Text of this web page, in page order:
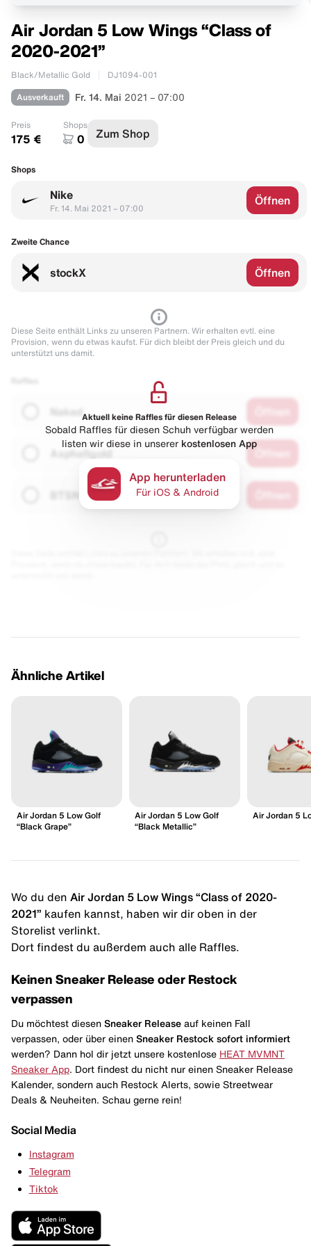
Air Jordan 5 Low Wings “Class of
2020-2021”
Black/Metallic Gold DJ1094-001
Ausverkauft Fr. 14. Mai 2021 – 07:00
Preis
175 €
Shops
0 Zum Shop
Shops
Nike
Fr. 14. Mai 2021 – 07:00
Öffnen
Zweite Chance
stockX Öffnen
Diese Seite enthält Links zu unseren Partnern. Wir erhalten evtl. eine
Provision, wenn du etwas kaufst. Für dich bleibt der Preis gleich und du
unterstützt uns damit.
Naked
Asphaltgold
Aktuell keine Raffles für diesen Release
Sobald Raffles für diesen Schuh verfügbar werden
listen wir diese in unserer kostenlosen App
App herunterladen
Für iOS & Android
Ähnliche Artikel
Air Jordan 5 Low Golf
“Black Grape”
Air Jordan 5 Low Golf
“Black Metallic”
Air Jordan 5
Wo du den Air Jordan 5 Low Wings “Class of 2020-
2021” kaufen kannst, haben wir dir oben in der
Storelist verlinkt.
Dort findest du außerdem auch alle Raffles.
Keinen Sneaker Release oder Restock
verpassen
Du möchtest diesen Sneaker Release auf keinen Fall
verpassen, oder über einen Sneaker Restock sofort informiert
werden? Dann hol dir jetzt unsere kostenlose HEAT MVMNT
Sneaker App . Dort findest du nicht nur einen Sneaker Release
Kalender, sondern auch Restock Alerts, sowie Streetwear
Deals & Neuheiten. Schau gerne rein!
Social Media
Instagram
Telegram
Tiktok